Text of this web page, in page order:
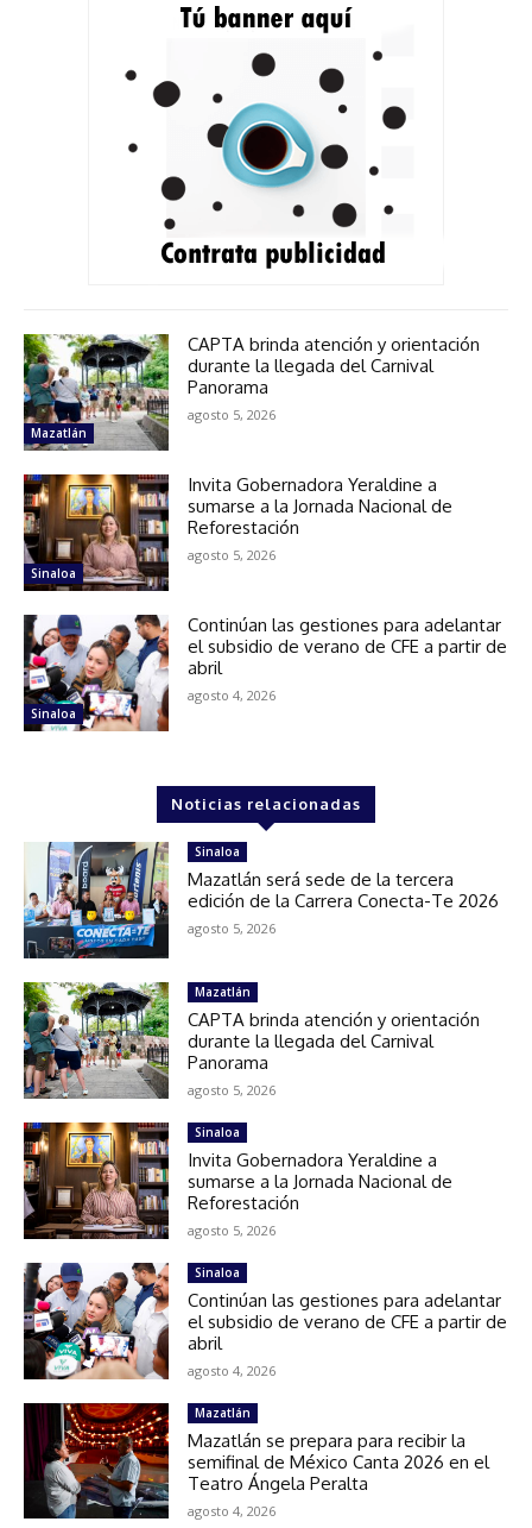
Mazatlán
CAPTA brinda atención y orientación
durante la llegada del Carnival
Panorama
agosto 5, 2026
Sinaloa
Invita Gobernadora Yeraldine a
sumarse a la Jornada Nacional de
Reforestación
agosto 5, 2026
Sinaloa
Continúan las gestiones para adelantar
el subsidio de verano de CFE a partir de
abril
agosto 4, 2026
Noticias relacionadas
Sinaloa
Mazatlán será sede de la tercera
edición de la Carrera Conecta-Te 2026
agosto 5, 2026
Mazatlán
CAPTA brinda atención y orientación
durante la llegada del Carnival
Panorama
agosto 5, 2026
Sinaloa
Invita Gobernadora Yeraldine a
sumarse a la Jornada Nacional de
Reforestación
agosto 5, 2026
Sinaloa
Continúan las gestiones para adelantar
el subsidio de verano de CFE a partir de
abril
agosto 4, 2026
Mazatlán
Mazatlán se prepara para recibir la
semifinal de México Canta 2026 en el
Teatro Ángela Peralta
agosto 4, 2026